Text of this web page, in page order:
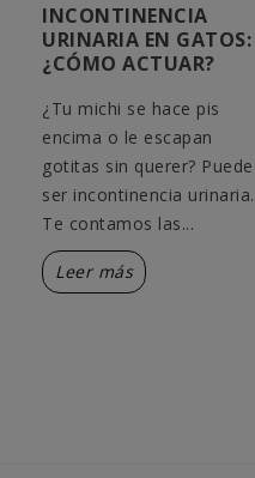
INCONTINENCIA
URINARIA EN GATOS:
¿CÓMO ACTUAR?
¿Tu michi se hace pis
encima o le escapan
gotitas sin querer? Puede
ser incontinencia urinaria.
Te contamos las...
Leer más